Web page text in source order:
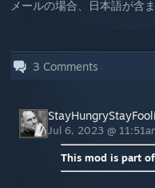
メールの場合、日本語が含
3 Comments
Jul 6, 2023 @
This mod is part